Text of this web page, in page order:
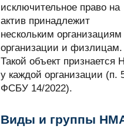
исключительное право на
актив принадлежит
нескольким
организации и физлицам.
Такой объект признается
у каждой организации (п.
ФСБУ 14/2022).
Виды и группы